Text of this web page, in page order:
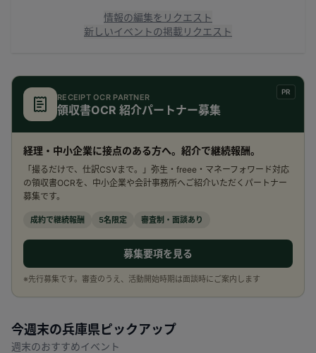
情報の編集をリクエスト
新しいイベントの掲載リクエスト
PR
RECEIPT OCR PARTNER
領収書OCR 紹介パートナー募集
経理・中小企業に接点のある方へ。紹介で継続報酬。
「撮るだけで、仕訳CSVまで。」弥生・freee・マネーフォワード対応
の領収書OCRを、中小企業や会計事務所へご紹介いただくパートナー
募集です。
成約で継続報酬 5名限定 審査制・面談あり
募集要項を見る
※先行募集です。審査のうえ、活動開始時期は面談時にご案内します
今週末の兵庫県 ピックアップ
週末のおすすめイベント